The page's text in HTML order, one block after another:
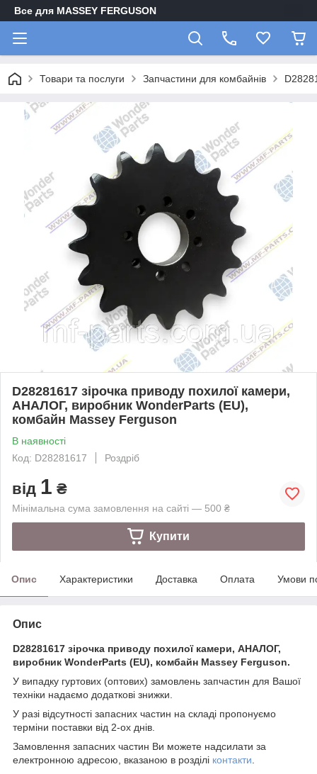
Все для MASSEY FERGUSON
Товари та послуги Запчастини для комбайнів
D28281617 зірочка приводу похилої камери,
АНАЛОГ, виробник WonderParts (EU),
комбайн Massey Ferguson
В наявності
Код: D28281617
Роздріб
від 1 ₴
Мінімальна сума замовлення на сайті — 500 ₴
Купити
Опис Характеристики Доставка Оплата Умови
Опис
D28281617 зірочка приводу похилої камери, АНАЛОГ,
виробник WonderParts (EU), комбайн Massey Ferguson.
У випадку гуртових (оптових) замовлень запчастин для Вашої
техніки надаємо додаткові знижки.
У разі відсутності запасних частин на складі пропонуємо
терміни поставки від 2-ох днів.
Замовлення запасних частин Ви можете надсилати за
електронною адресою, вказаною в розділі контакти